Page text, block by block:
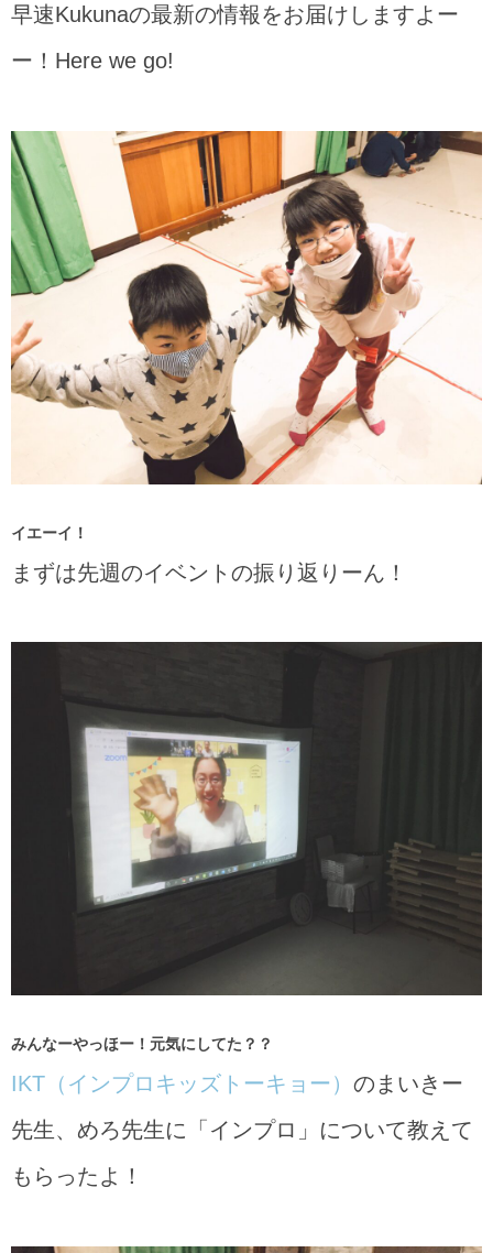
早速Kukunaの最新の情報をお届けしますよー
ー！Here we go!
イエーイ！
まずは先週のイベントの振り返りーん！
みんなーやっほー！元気にしてた？？
IKT（インプロキッズトーキョー） のまいきー
先生、めろ先生に「インプロ」について教えて
もらったよ！